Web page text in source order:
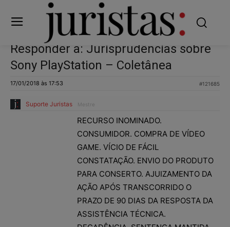
Responder a: Jurisprudências sobre
Sony PlayStation – Coletânea
17/01/2018 às 17:53 #121685
Suporte Juristas Mestre
RECURSO INOMINADO.
CONSUMIDOR. COMPRA DE VÍDEO
GAME. VÍCIO DE FÁCIL
CONSTATAÇÃO. ENVIO DO PRODUTO
PARA CONSERTO. AJUIZAMENTO DA
AÇÃO APÓS TRANSCORRIDO O
PRAZO DE 90 DIAS DA RESPOSTA DA
ASSISTÊNCIA TÉCNICA.